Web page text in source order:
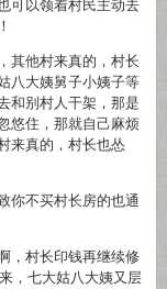
可以领着村民主动去
其他村来真的，村长
八大姨舅子小姨子等
和别村人干架，那是
悠住，那就自己麻烦
来真的，村长也怂
你不买村长房的也通
，村长印钱再继续修
，七大姑八大姨又层